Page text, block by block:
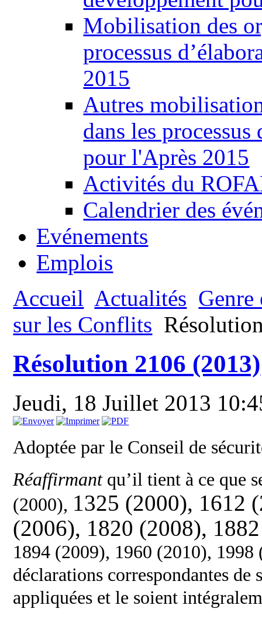
Mobilisation des
processus
2015
Autres
dans les
pour l'Après 2015
Activités du
Calendrier des
Evénements
Emplois
Accueil Actualités
sur les Conflits
Résolution 2106 (2013)
Jeudi, 18 Juillet 2013
Adoptée par le Conseil de
Réaffirmant qu’il tient à ce que
(2000), 1325 (2000), 1612
(2006), 1820 (2008),
1894 (2009), 1960 (2010),
déclarations correspondantes de
appliquées et le soient